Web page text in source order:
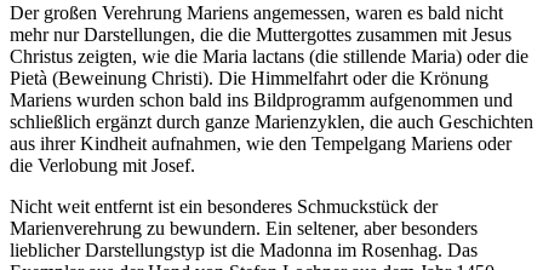
Der großen Verehrung Mariens angemessen, waren es bald nicht
mehr nur Darstellungen, die die Muttergottes zusammen mit Jesus
Christus zeigten, wie die Maria lactans (die stillende Maria) oder die
Pietà (Beweinung Christi). Die Himmelfahrt oder die Krönung
Mariens wurden schon bald ins Bildprogramm aufgenommen und
schließlich ergänzt durch ganze Marienzyklen, die auch Geschichten
aus ihrer Kindheit aufnahmen, wie den Tempelgang Mariens oder
die Verlobung mit Josef.
Nicht weit entfernt ist ein besonderes Schmuckstück der
Marienverehrung zu bewundern. Ein seltener, aber besonders
lieblicher Darstellungstyp ist die Madonna im Rosenhag. Das